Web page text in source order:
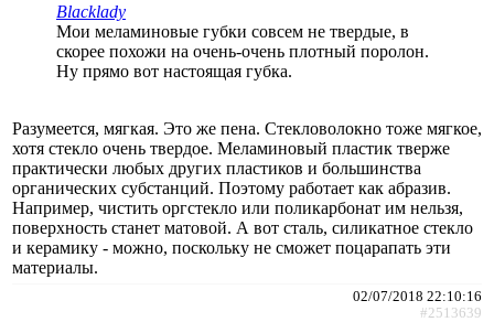
Blacklady
Мои меламиновые губки совсем не твердые, в
скорее похожи на очень-очень плотный поролон.
Ну прямо вот настоящая губка.
Разумеется, мягкая. Это же пена. Стекловолокно тоже мягкое,
хотя стекло очень твердое. Меламиновый пластик тверже
практически любых других пластиков и большинства
органических субстанций. Поэтому работает как абразив.
Например, чистить оргстекло или поликарбонат им нельзя,
поверхность станет матовой. А вот сталь, силикатное стекло
и керамику - можно, поскольку не сможет поцарапать эти
материалы.
02/07/2018 22:10:16
#2513639